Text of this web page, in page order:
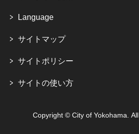
Language
サイトマップ
サイトポリシー
サイトの使い方
Copyright © City of Yokohama.